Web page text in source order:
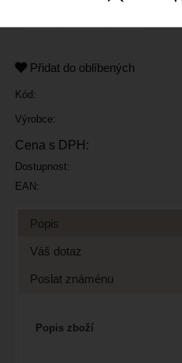
Přidat do oblíbených
Kód:
Výrobce:
Cena s DPH:
Dostupnost:
EAN:
Popis
Váš dotaz
Poslat známénu
Popis zboží